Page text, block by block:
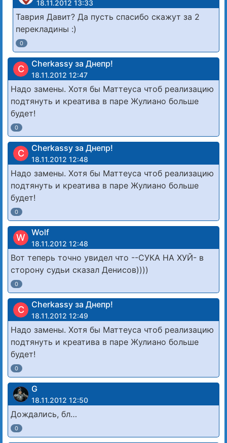
18.11.2012 13:33
Таврия Давит? Да пусть спасибо скажут за 2
перекладины :)
0
C Cherkassy за Днепр!
18.11.2012 12:47
Надо замены. Хотя бы Маттеуса чтоб реализацию
подтянуть и креатива в паре Жулиано больше
будет!
0
C Cherkassy за Днепр!
18.11.2012 12:48
Надо замены. Хотя бы Маттеуса чтоб реализацию
подтянуть и креатива в паре Жулиано больше
будет!
0
W Wolf
18.11.2012 12:48
Вот теперь точно увидел что --СУКА НА ХУЙ- в
сторону судьи сказал Денисов))))
0
C Cherkassy за Днепр!
18.11.2012 12:49
Надо замены. Хотя бы Маттеуса чтоб реализацию
подтянуть и креатива в паре Жулиано больше
будет!
0
G
18.11.2012 12:50
Дождались, бл…
0